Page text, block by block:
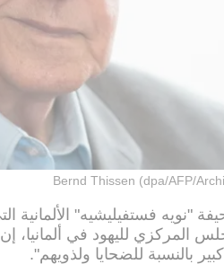
Bernd Thissen (dpa/AFP/
"نويه فستفيليشيه" الألمانية
المركزي لليهود في ألمانيا،
بالنسبة للضحايا ولذويهم".